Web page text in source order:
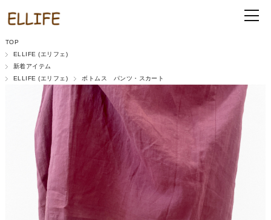
TOP
ELLIFE (エリフェ)
新着アイテム
ELLIFE (エリフェ)
ボトムス パンツ・スカート